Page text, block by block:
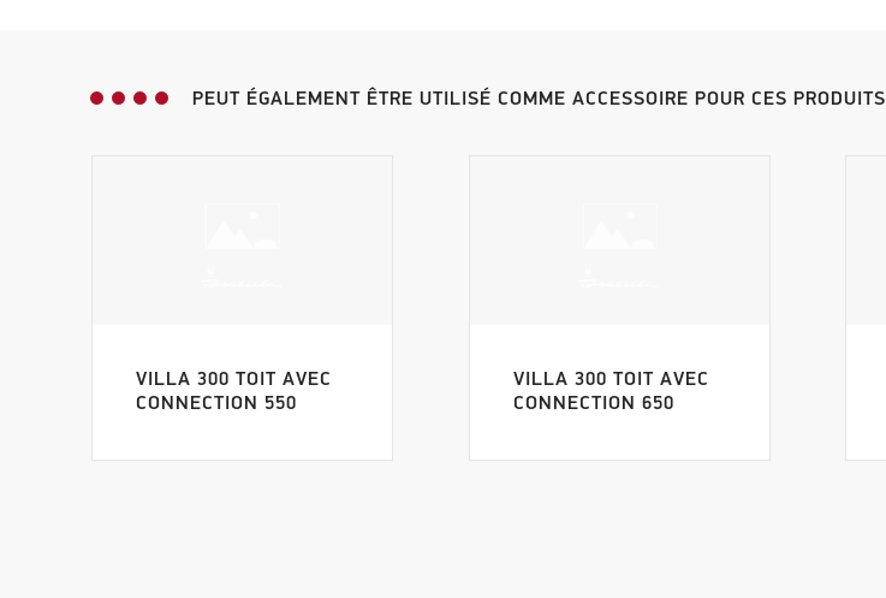
PEUT ÉGALEMENT ÊTRE UTILISÉ COMME ACCESSOIRE POUR CES PRODUITS
VILLA 300 TOIT AVEC
CONNECTION 550
VILLA 300 TOIT AVEC
CONNECTION 650